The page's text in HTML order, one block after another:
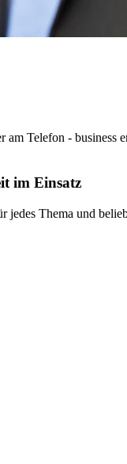
Telefon -
im Einsatz
Thema und